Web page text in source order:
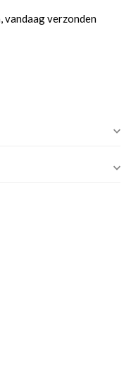
vandaag verzonden